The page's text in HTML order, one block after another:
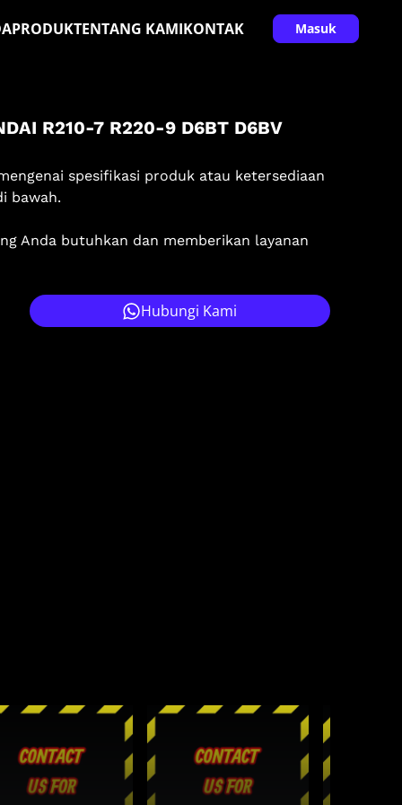
PRODUKTENTANG KAMIKONTAK Masuk
R210-7 R220-9 D6BT D6BV
spesifikasi produk atau ketersediaan
bawah.
Anda butuhkan dan memberikan layanan
Hubungi Kami